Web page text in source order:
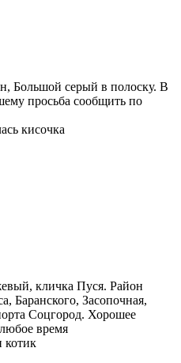
Большой серый в полоску. В
просьба сообщить по
кисочка
кличка Пуся. Район
Баранского, Засопочная,
Соцгород. Хорошее
время
котик